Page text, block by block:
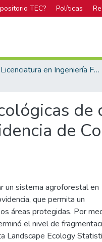
TEC? Políticas
Licenciatura en Ingeniería Forestal
de
de
un sistema agroforestal en
que permita un
áreas protegidas. Por
el nivel de
Landscape Ecology